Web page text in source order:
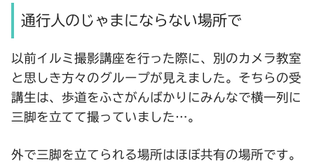
通行人のじゃまにならない場所で
以前イルミ撮影講座を行った際に、別のカメラ教室
と思しき方々のグループが見えました。そちらの受
講生は、歩道をふさがんばかりにみんなで横一列に
三脚を立てて撮っていました…。
外で三脚を立てられる場所はほぼ共有の場所です。